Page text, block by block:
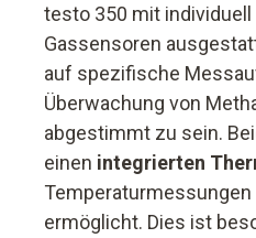
testo 350 mit
Gassensoren
auf spezifische
Überwachung von
abgestimmt zu sein.
einen integrierten
Temperaturmessungen
ermöglicht. Dies ist